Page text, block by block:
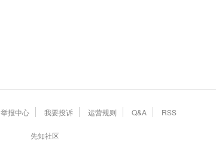
举报中心 我要投诉 运营规则 Q&A RSS
先知社区